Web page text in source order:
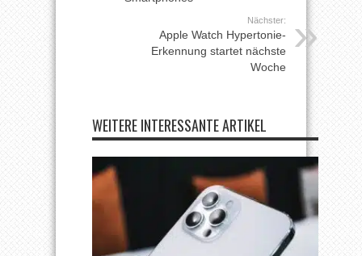
Nächster:
Apple Watch Hypertonie-
Erkennung startet nächste
Woche
WEITERE INTERESSANTE ARTIKEL